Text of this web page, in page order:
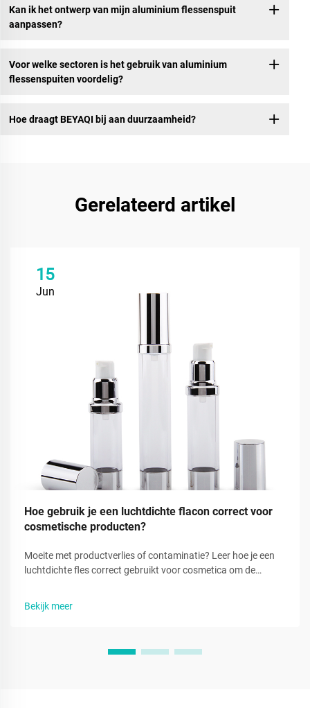
Kan ik het ontwerp van mijn aluminium flessenspuit
aanpassen?
Voor welke sectoren is het gebruik van aluminium
flessenspuiten voordelig?
Hoe draagt BEYAQI bij aan duurzaamheid?
Gerelateerd artikel
15
Jun
Hoe gebruik je een luchtdichte flacon correct voor
cosmetische producten?
Moeite met productverlies of contaminatie? Leer hoe je een
luchtdichte fles correct gebruikt voor cosmetica om de
de volledige tutorial.
Bekijk meer